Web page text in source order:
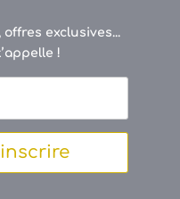
offres exclusives...
!